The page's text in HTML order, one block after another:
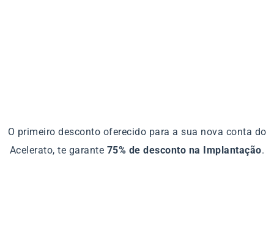
O primeiro desconto oferecido para a sua nova conta do
Acelerato, te garante 75% de desconto na Implantação.